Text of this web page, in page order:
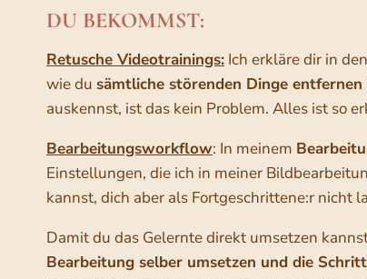
DU BEKOMMST:
Retusche Videotrainings: Ich erkläre dir in
wie du sämtliche störenden Dinge
auskennst, ist das kein Problem. Alles ist so
Bearbeitungsworkflow: In meinem
Einstellungen, die ich in meiner
kannst, dich aber als Fortgeschrittene:r nicht
Damit du das Gelernte direkt umsetzen
Bearbeitung selber umsetzen und die